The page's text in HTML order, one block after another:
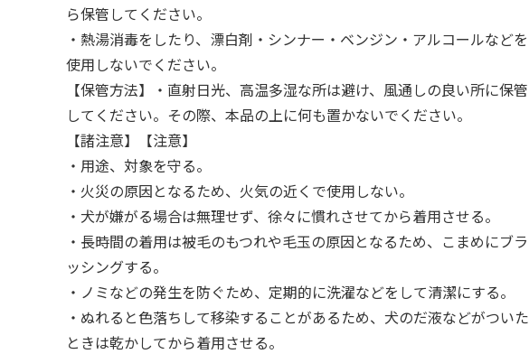
ら保管してください。
・熱湯消毒をしたり、漂白剤・シンナー・ベンジン・アルコールなどを
使用しないでください。
【保管方法】・直射日光、高温多湿な所は避け、風通しの良い所に保管
してください。その際、本品の上に何も置かないでください。
【諸注意】【注意】
・用途、対象を守る。
・火災の原因となるため、火気の近くで使用しない。
・犬が嫌がる場合は無理せず、徐々に慣れさせてから着用させる。
・長時間の着用は被毛のもつれや毛玉の原因となるため、こまめにブラ
ッシングする。
・ノミなどの発生を防ぐため、定期的に洗濯などをして清潔にする。
・ぬれると色落ちして移染することがあるため、犬のだ液などがついた
ときは乾かしてから着用させる。